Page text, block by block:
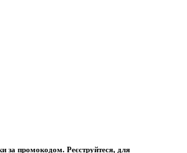
за промокодом. Реєструйтеся, для